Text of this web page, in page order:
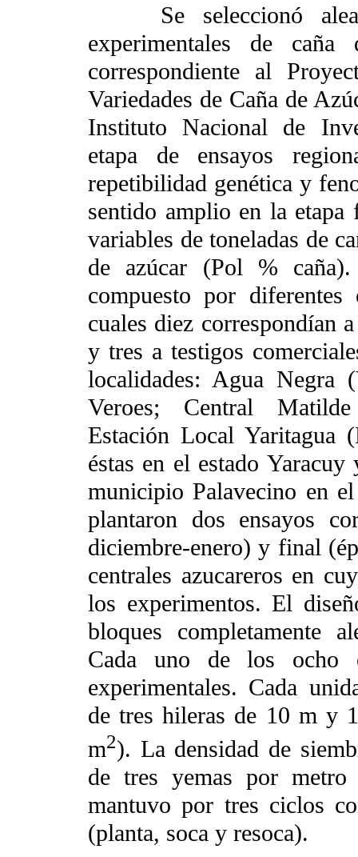
Se seleccionó
experimentales de
correspondiente al
Variedades de Caña de
Instituto Nacional de
etapa de ensayos
repetibilidad genética y
sentido amplio en la
variables de toneladas de
de azúcar (Pol %
compuesto por
cuales diez correspondían
y tres a testigos
localidades: Agua Negra
Veroes; Central
Estación Local Yaritagua
éstas en el estado
municipio Palavecino en
plantaron dos ensayos
diciembre-enero) y final
centrales azucareros en
los experimentos. El
bloques completamente
Cada uno de los ocho
experimentales. Cada
de tres hileras de 10 m y
m2). La densidad de
de tres yemas por
mantuvo por tres ciclos
(planta, soca y resoca).